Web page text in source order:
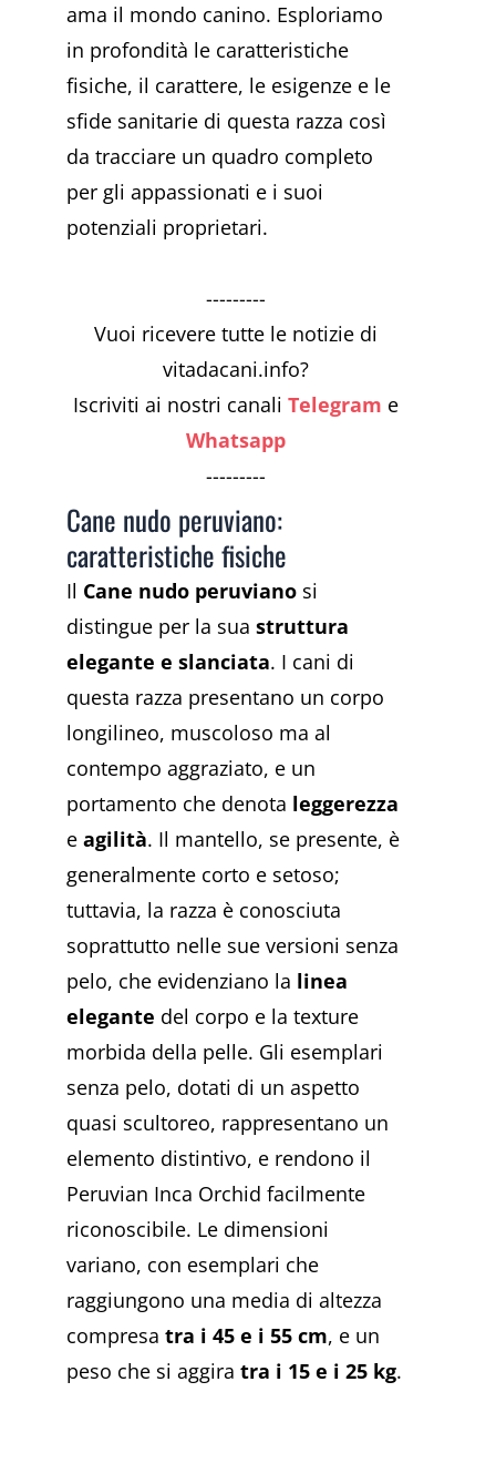
ama il mondo canino. Esploriamo
in profondità le caratteristiche
fisiche, il carattere, le esigenze e le
sfide sanitarie di questa razza così
da tracciare un quadro completo
per gli appassionati e i suoi
potenziali proprietari.
---------
Vuoi ricevere tutte le notizie di
vitadacani.info?
Iscriviti ai nostri canali Telegram e
Whatsapp
---------
Cane nudo peruviano:
caratteristiche fisiche
Il Cane nudo peruviano si
distingue per la sua struttura
elegante e slanciata. I cani di
questa razza presentano un corpo
longilineo, muscoloso ma al
contempo aggraziato, e un
portamento che denota leggerezza
e agilità. Il mantello, se presente, è
generalmente corto e setoso;
tuttavia, la razza è conosciuta
soprattutto nelle sue versioni senza
pelo, che evidenziano la linea
elegante del corpo e la texture
morbida della pelle. Gli esemplari
senza pelo, dotati di un aspetto
quasi scultoreo, rappresentano un
elemento distintivo, e rendono il
Peruvian Inca Orchid facilmente
riconoscibile. Le dimensioni
variano, con esemplari che
raggiungono una media di altezza
compresa tra i 45 e i 55 cm, e un
peso che si aggira tra i 15 e i 25 kg.